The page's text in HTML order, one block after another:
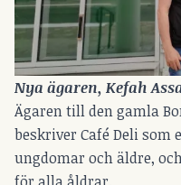
Nya ägaren, Kefah
Ägaren till den gamla
beskriver Café Deli som
ungdomar och äldre,